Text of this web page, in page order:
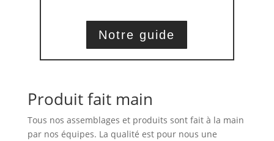
Notre guide
Produit fait main
Tous nos assemblages et produits sont fait à la main
par nos équipes. La qualité est pour nous une